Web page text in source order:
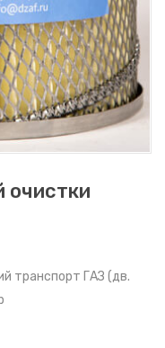
транспорт ГАЗ (дв.